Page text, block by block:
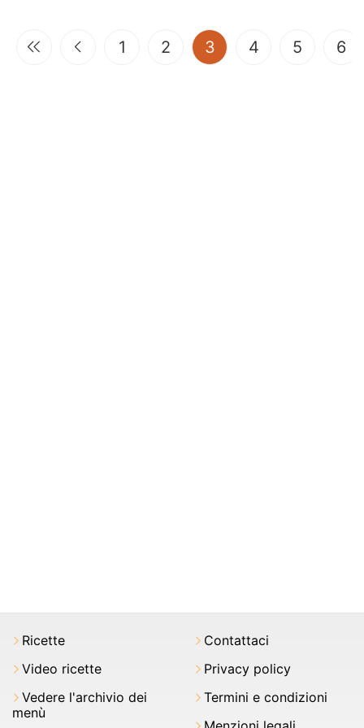
1 2 3(current)
4 5 6
Ricette
Video ricette
Vedere l'archivio dei
menù
Contattaci
Privacy policy
Termini e condizioni